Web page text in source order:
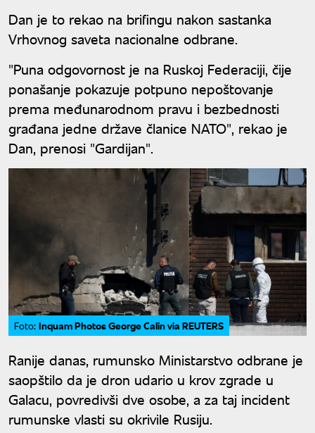
Dan je to rekao na brifingu nakon sastanka
Vrhovnog saveta nacionalne odbrane.
"Puna odgovornost je na Ruskoj Federaciji, čije
ponašanje pokazuje potpuno nepoštovanje
prema međunarodnom pravu i bezbednosti
građana jedne države članice NATO", rekao je
Dan, prenosi "Gardijan".
Foto: Inquam Photos George Calin via REUTERS
Ranije danas, rumunsko Ministarstvo odbrane je
saopštilo da je dron udario u krov zgrade u
Galacu, povredivši dve osobe, a za taj incident
rumunske vlasti su okrivile Rusiju.